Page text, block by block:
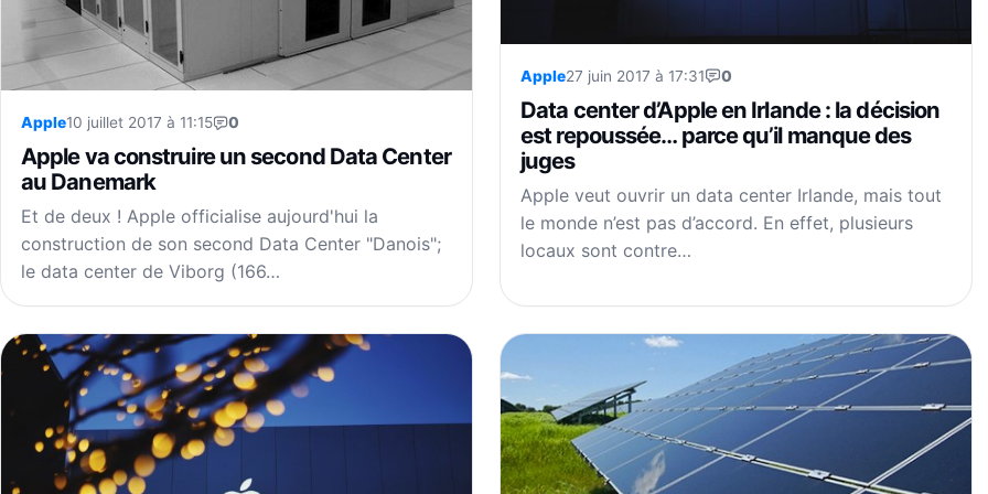
Apple10 juillet 2017 à 11:15 0
Apple va construire un second Data Center
au Danemark
Et de deux ! Apple officialise aujourd'hui la
construction de son second Data Center "Danois";
le data center de Viborg (166…
Apple27 juin 2017 à 17:31 0
Data center d’Apple en Irlande : la décision
est repoussée… parce qu’il manque des
juges
Apple veut ouvrir un data center Irlande, mais tout
le monde n’est pas d’accord. En effet, plusieurs
locaux sont contre…